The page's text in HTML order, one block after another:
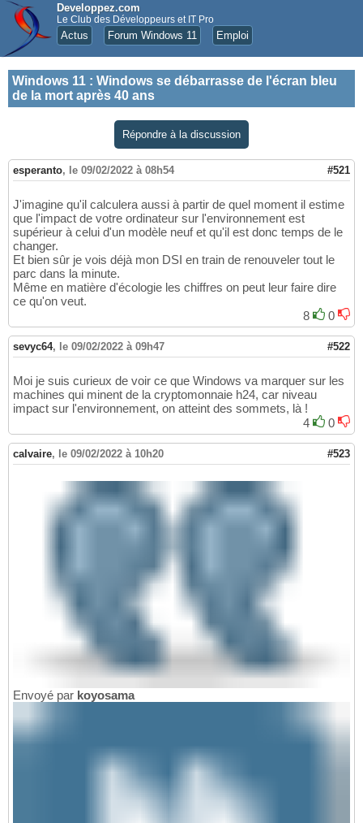
Developpez.com
Le Club des Développeurs et IT Pro
Actus Forum Windows 11 Emploi
Windows 11 : Windows se débarrasse de l'écran bleu
de la mort après 40 ans
Répondre à la discussion
esperanto, le 09/02/2022 à 08h54 #521
J'imagine qu'il calculera aussi à partir de quel moment il estime
que l'impact de votre ordinateur sur l'environnement est
supérieur à celui d'un modèle neuf et qu'il est donc temps de le
changer.
Et bien sûr je vois déjà mon DSI en train de renouveler tout le
parc dans la minute.
Même en matière d'écologie les chiffres on peut leur faire dire
ce qu'on veut.
8
0
sevyc64, le 09/02/2022 à 09h47 #522
Moi je suis curieux de voir ce que Windows va marquer sur les
machines qui minent de la cryptomonnaie h24, car niveau
impact sur l'environnement, on atteint des sommets, là !
4
0
calvaire, le 09/02/2022 à 10h20 #523
Envoyé par koyosama